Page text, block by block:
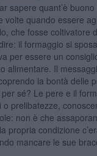
sapere quant’è
volte quando essere
che fosse coltivatore
il formaggio si
per essere un
alimentare. Il
la bontà delle
sé? Le pere e il
prelibatezze,
non è che
propria condizione
mancare le sue